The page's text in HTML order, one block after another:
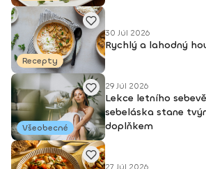
Recepty
30 Júl 2026
Rychlý a lahodný
Všeobecné
29 Júl 2026
Lekce letního
sebeláska stane
doplňkem